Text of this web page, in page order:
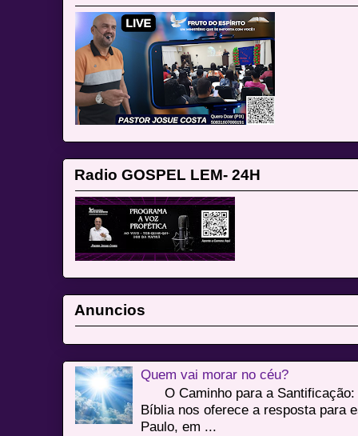
Radio GOSPEL LEM- 24H
Anuncios
Quem vai morar no céu?
O Caminho para a Santificação:
Bíblia nos oferece a resposta para
Paulo, em ...